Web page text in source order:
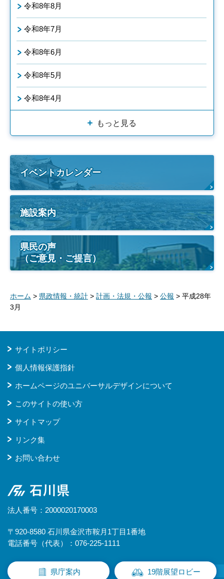
令和8年8月
令和8年7月
令和8年6月
令和8年5月
令和8年4月
もっと見る
イベントカレンダー
施設案内
県民の声
（ご意見・ご提言）
ホーム > 県政情報・統計 > 計画・法規・公報 > 公報 > 平成28年
3月
サイトポリシー
個人情報保護指針
ホームページのユニバーサルデザインについて
このサイトの使い方
サイトマップ
リンク集
お問い合わせ
石川県
法人番号：2000020170003
〒920-8580 石川県金沢市鞍月1丁目1番地
電話番号（代表）：076-225-1111
県庁案内 19階展望ロビー